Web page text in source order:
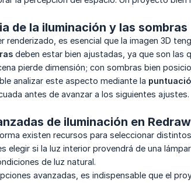
de la iluminación y las sombras
renderizado, es esencial que la imagen 3D
deben estar bien ajustadas, ya que son las
pierde dimensión; con sombras bien
analizar este aspecto mediante la
antes de avanzar a los siguientes ajustes.
de iluminación en Redraw
existen recursos para seleccionar
elegir si la luz interior provendrá de una
de luz natural.
avanzadas, es indispensable que el